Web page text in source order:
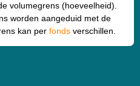
volumegrens (hoeveelheid).
worden aangeduid met de
kan per fonds verschillen.